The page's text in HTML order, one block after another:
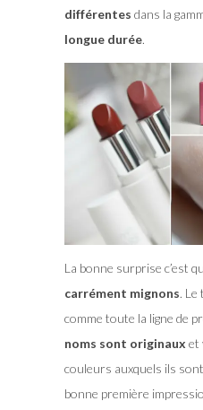
différentes dans la
longue durée.
La bonne surprise c’est
carrément mignons. Le
comme toute la ligne de
noms sont originaux et
couleurs auxquels ils
bonne première